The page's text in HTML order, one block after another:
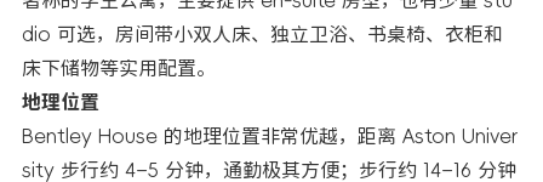
dio 可选，房间带小双人床、独立卫浴、书桌椅、衣柜和
床下储物等实用配置。
地理位置
Bentley House 的地理位置非常优越，距离 Aston Univer
sity 步行约 4–5 分钟，通勤极其方便；步行约 14–16 分钟